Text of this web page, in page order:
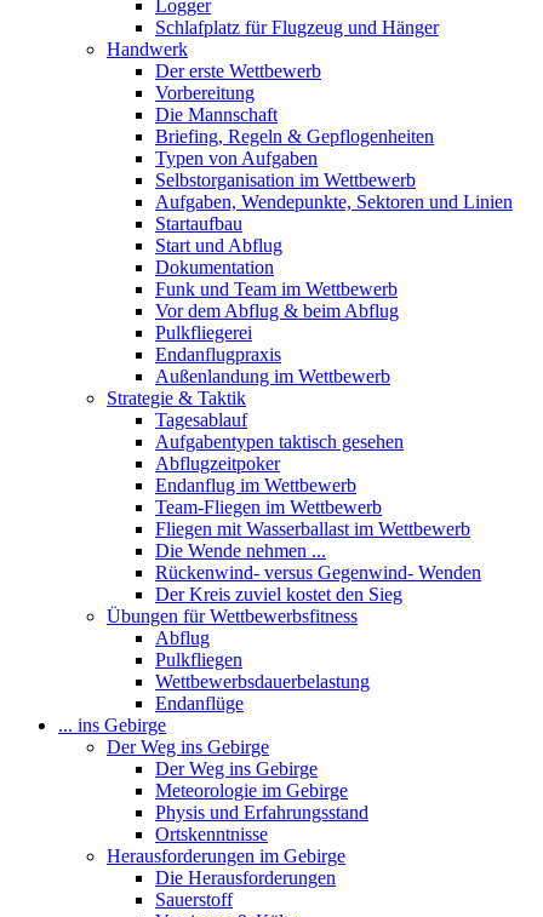
Logger
Schlafplatz für Flugzeug und Hänger
Handwerk
Der erste Wettbewerb
Vorbereitung
Die Mannschaft
Briefing, Regeln & Gepflogenheiten
Typen von Aufgaben
Selbstorganisation im Wettbewerb
Aufgaben, Wendepunkte, Sektoren und Linien
Startaufbau
Start und Abflug
Dokumentation
Funk und Team im Wettbewerb
Vor dem Abflug & beim Abflug
Pulkfliegerei
Endanflugpraxis
Außenlandung im Wettbewerb
Strategie & Taktik
Tagesablauf
Aufgabentypen taktisch gesehen
Abflugzeitpoker
Endanflug im Wettbewerb
Team-Fliegen im Wettbewerb
Fliegen mit Wasserballast im Wettbewerb
Die Wende nehmen ...
Rückenwind- versus Gegenwind- Wenden
Der Kreis zuviel kostet den Sieg
Übungen für Wettbewerbsfitness
Abflug
Pulkfliegen
Wettbewerbsdauerbelastung
Endanflüge
... ins Gebirge
Der Weg ins Gebirge
Der Weg ins Gebirge
Meteorologie im Gebirge
Physis und Erfahrungsstand
Ortskenntnisse
Herausforderungen im Gebirge
Die Herausforderungen
Sauerstoff